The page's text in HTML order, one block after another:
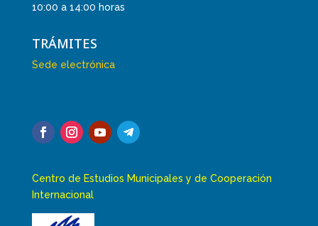
10:00 a 14:00 horas
TRÁMITES
Sede electrónica
Centro de Estudios Municipales y de Cooperación
Internacional